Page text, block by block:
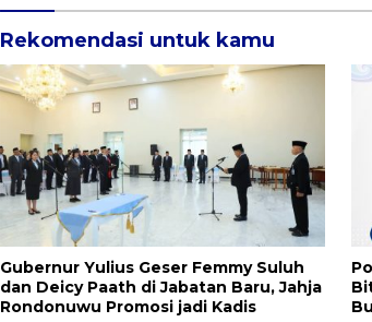
Membanggakan
Rekomendasi untuk kamu
Gubernur Yulius Geser Femmy Suluh
dan Deicy Paath di Jabatan Baru, Jahja
Rondonuwu Promosi jadi Kadis